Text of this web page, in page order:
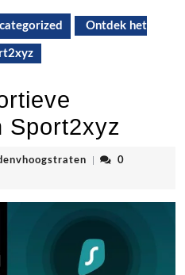
Ontdek het
Sport2xyz
cdenvhoogstraten
0